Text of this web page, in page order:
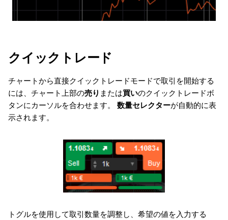
中文
Italiano
Polski
クイックトレード
チャートから直接クイックトレードモードで取引を開始する
には、チャート上部の売り または買いのクイックトレードボ
タンにカーソルを合わせます。 数量セレクターが自動的に表
示されます。
トグルを使用して取引数量を調整し、希望の値を入力する